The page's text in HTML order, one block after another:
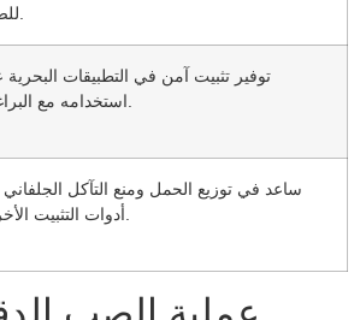
توفير تثبيت آمن في التطبيقات البحرية
ساعد في توزيع الحمل ومنع التآكل